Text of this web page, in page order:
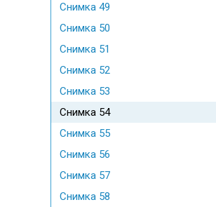
Снимка 49
Снимка 50
Снимка 51
Снимка 52
Снимка 53
Снимка 54
Снимка 55
Снимка 56
Снимка 57
Снимка 58